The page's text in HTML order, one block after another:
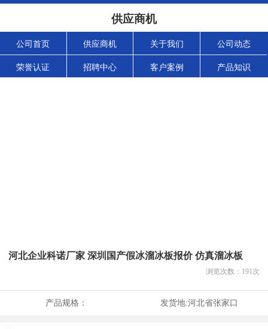
供应商机
公司首页 供应商机 关于我们 公司动态
荣誉认证 招聘中心 客户案例 产品知识
河北企业科诺厂家 深圳国产假冰溜冰板报价 仿真溜冰板
浏览次数： 191次
产品规格： 发货地:河北省张家口